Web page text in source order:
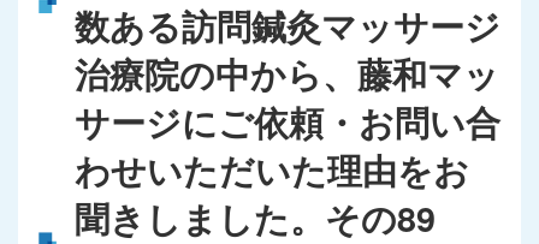
数ある訪問鍼灸マッサージ
治療院の中から、藤和マッ
サージにご依頼・お問い合
わせいただいた理由をお
聞きしました。その89